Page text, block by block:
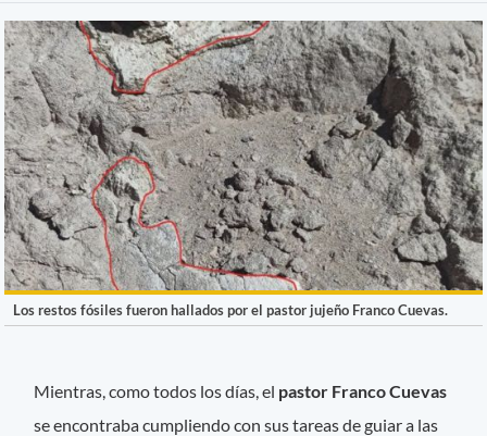
Los restos fósiles fueron hallados por el pastor jujeño Franco Cuevas.
Mientras, como todos los días, el pastor Franco Cuevas
se encontraba cumpliendo con sus tareas de guiar a las